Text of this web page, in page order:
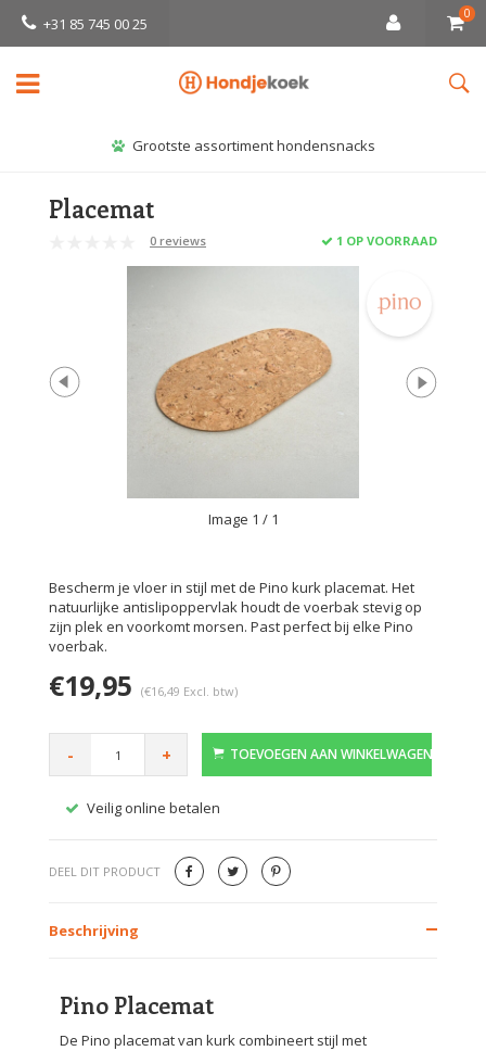
+31 85 745 00 25
0
Grootste assortiment hondensnacks
Placemat
0 reviews 1 OP VOORRAAD
Image 1 / 1
Bescherm je vloer in stijl met de Pino kurk placemat. Het
natuurlijke antislipoppervlak houdt de voerbak stevig op
zijn plek en voorkomt morsen. Past perfect bij elke Pino
voerbak.
€19,95 (€16,49 Excl. btw)
- + TOEVOEGEN AAN WINKELWAGEN
Veilig online betalen
DEEL DIT PRODUCT
Beschrijving
Pino Placemat
De Pino placemat van kurk combineert stijl met